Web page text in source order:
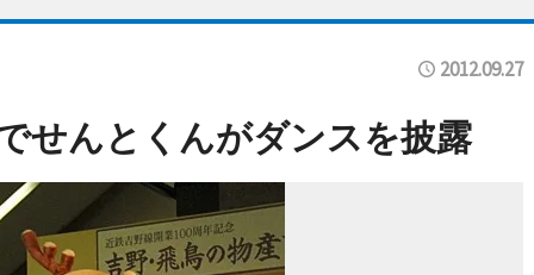
2012.09.27
せんとくんがダンスを披露